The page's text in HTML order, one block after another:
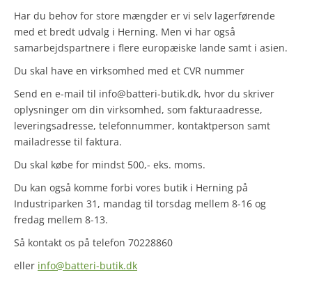
Har du behov for store mængder er vi selv lagerførende
med et bredt udvalg i Herning. Men vi har også
samarbejdspartnere i flere europæiske lande samt i asien.
Du skal have en virksomhed med et CVR nummer
Send en e-mail til info@batteri-butik.dk, hvor du skriver
oplysninger om din virksomhed, som fakturaadresse,
leveringsadresse, telefonnummer, kontaktperson samt
mailadresse til faktura.
Du skal købe for mindst 500,- eks. moms.
Du kan også komme forbi vores butik i Herning på
Industriparken 31, mandag til torsdag mellem 8-16 og
fredag mellem 8-13.
Så kontakt os på telefon 70228860
eller info@batteri-butik.dk